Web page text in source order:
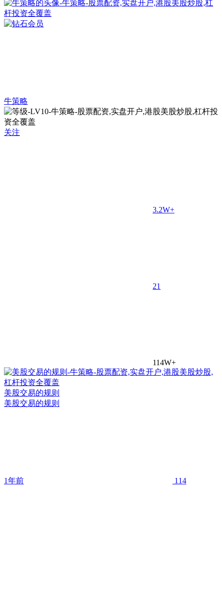
牛策略
关注
3.2W+
21
114W+
美股交易的规则
美股交易的规则
1年前 114